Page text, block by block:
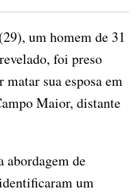
um homem de 31
foi preso
matar sua esposa em
Maior, distante
abordagem de
um